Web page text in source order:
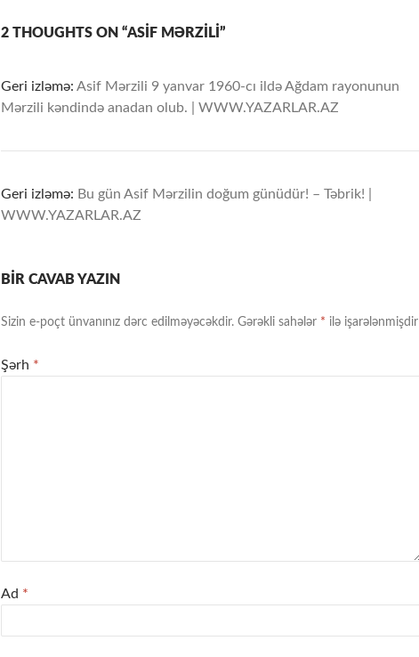
2 THOUGHTS ON “ASİF MƏRZİLİ”
Geri izləmə: Asif Mərzili 9 yanvar 1960-cı ildə Ağdam rayonunun
Mərzili kəndində anadan оlub. | WWW.YAZARLAR.AZ
Geri izləmə: Bu gün Asif Mərzilin doğum günüdür! – Təbrik! |
WWW.YAZARLAR.AZ
BIR CAVAB YAZIN
Sizin e-poçt ünvanınız dərc edilməyəcəkdir. Gərəkli sahələr * ilə işarələnmişdir
Şərh *
Ad *